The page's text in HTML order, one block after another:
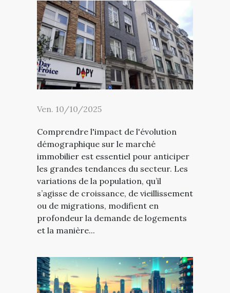
Ven. 10/10/2025
Comprendre l'impact de l'évolution
démographique sur le marché
immobilier est essentiel pour anticiper
les grandes tendances du secteur. Les
variations de la population, qu’il
s’agisse de croissance, de vieillissement
ou de migrations, modifient en
profondeur la demande de logements
et la manière...